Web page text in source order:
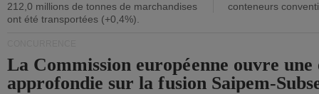
212,0 millions de tonnes de marchandises
ont été transportées (+0,4%).
conteneurs
La Commission européenne ouvre une
approfondie sur la fusion Saipem-